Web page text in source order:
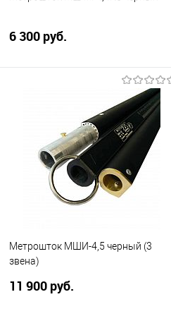
6 300 руб.
Метрошток МШТм-4,4КЗ. Длина
шкалы 4,4 м. Цена деления 1 мм.
Подписаться
Купить в 1 клик
Сравнить
В избранное
Метрошток МШИ-4,5 черный (3
звена)
11 900 руб.